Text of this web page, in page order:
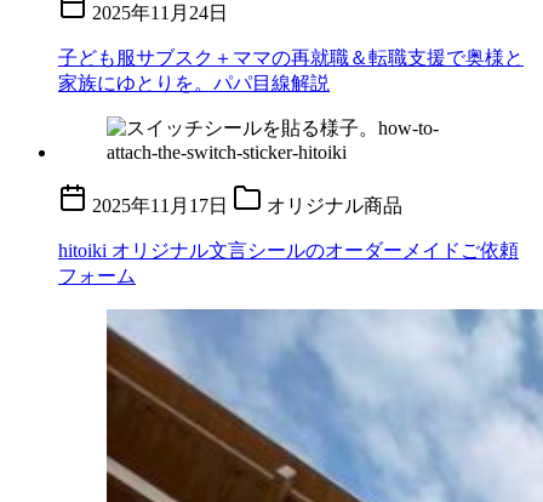
2025年11月24日
子ども服サブスク＋ママの再就職＆転職支援で奥様と
家族にゆとりを。パパ目線解説
2025年11月17日 オリジナル商品
hitoiki オリジナル文言シールのオーダーメイドご依頼
フォーム